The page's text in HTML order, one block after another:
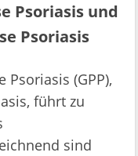
Psoriasis und
Psoriasis
(GPP),
führt zu
sind